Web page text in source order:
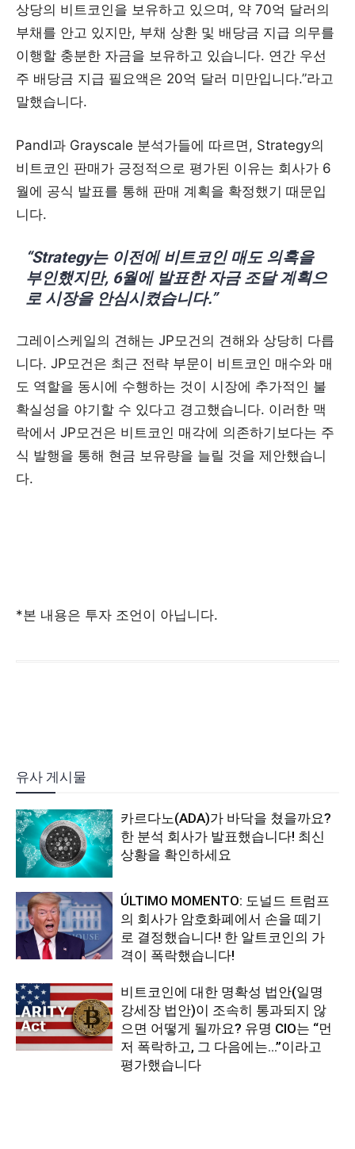
상당의 비트코인을 보유하고 있으며, 약 70억 달러의
부채를 안고 있지만, 부채 상환 및 배당금 지급 의무를
이행할 충분한 자금을 보유하고 있습니다. 연간 우선
주 배당금 지급 필요액은 20억 달러 미만입니다.”라고
말했습니다.
Pandl과 Grayscale 분석가들에 따르면, Strategy의
비트코인 판매가 긍정적으로 평가된 이유는 회사가 6
월에 공식 발표를 통해 판매 계획을 확정했기 때문입
니다.
“Strategy는 이전에 비트코인 매도 의혹을
부인했지만, 6월에 발표한 자금 조달 계획으
로 시장을 안심시켰습니다.”
그레이스케일의 견해는 JP모건의 견해와 상당히 다릅
니다. JP모건은 최근 전략 부문이 비트코인 매수와 매
도 역할을 동시에 수행하는 것이 시장에 추가적인 불
확실성을 야기할 수 있다고 경고했습니다. 이러한 맥
락에서 JP모건은 비트코인 매각에 의존하기보다는 주
식 발행을 통해 현금 보유량을 늘릴 것을 제안했습니
다.
*본 내용은 투자 조언이 아닙니다.
유사 게시물
카르다노(ADA)가 바닥을 쳤을까요?
한 분석 회사가 발표했습니다! 최신
상황을 확인하세요
ÚLTIMO MOMENTO: 도널드 트럼프
의 회사가 암호화폐에서 손을 떼기
로 결정했습니다! 한 알트코인의 가
격이 폭락했습니다!
비트코인에 대한 명확성 법안(일명
강세장 법안)이 조속히 통과되지 않
으면 어떻게 될까요? 유명 CIO는 “먼
저 폭락하고, 그 다음에는…”이라고
평가했습니다